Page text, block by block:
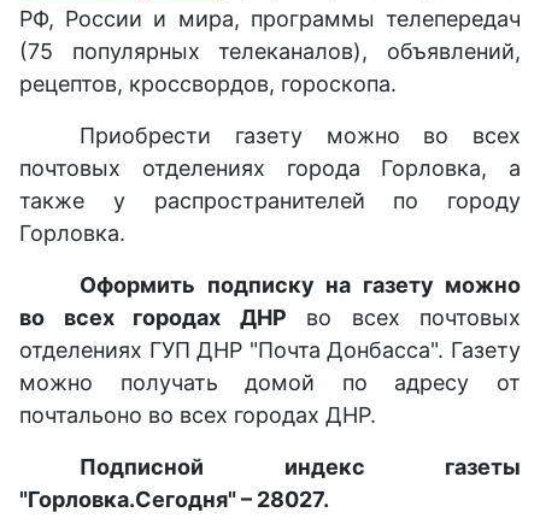
РФ, России и мира, программы телепередач
(75 популярных телеканалов), объявлений,
рецептов, кроссвордов, гороскопа.
Приобрести газету можно во всех
почтовых отделениях города Горловка, а
также у распространителей по городу
Горловка.
Оформить подписку на газету можно
во всех городах ДНР во всех почтовых
отделениях ГУП ДНР "Почта Донбасса". Газету
можно получать домой по адресу от
почтальоно во всех городах ДНР.
Подписной индекс газеты
"Горловка.Сегодня" – 28027.